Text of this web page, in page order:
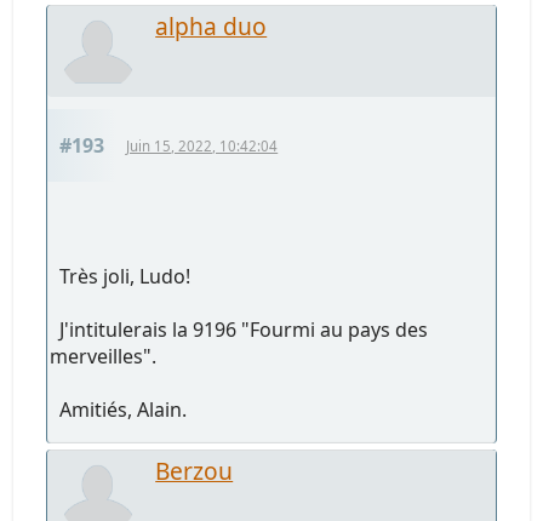
alpha duo
#193 Juin 15, 2022, 10:42:04
Très joli, Ludo!
J'intitulerais la 9196 "Fourmi au pays des
merveilles".
Amitiés, Alain.
Berzou